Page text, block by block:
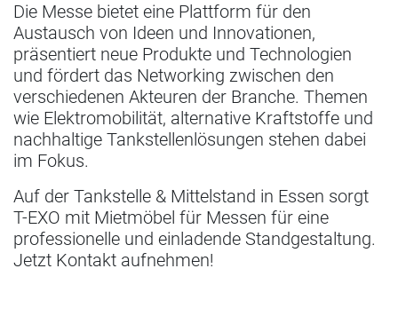
Die Messe bietet eine Plattform für den
Austausch von Ideen und Innovationen,
präsentiert neue Produkte und Technologien
und fördert das Networking zwischen den
verschiedenen Akteuren der Branche. Themen
wie Elektromobilität, alternative Kraftstoffe und
nachhaltige Tankstellenlösungen stehen dabei
im Fokus.
Auf der Tankstelle & Mittelstand in Essen sorgt
T-EXO mit Mietmöbel für Messen für eine
professionelle und einladende Standgestaltung.
Jetzt Kontakt aufnehmen!